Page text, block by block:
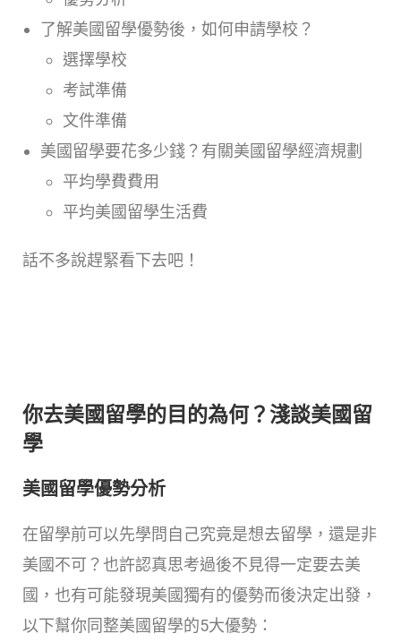
了解美國留學優勢後，如何申請學校？
選擇學校
考試準備
文件準備
美國留學要花多少錢？有關美國留學經濟規劃
平均學費費用
平均美國留學生活費
話不多說趕緊看下去吧！
你去美國留學的目的為何？淺談美國留
學
美國留學優勢分析
在留學前可以先學問自己究竟是想去留學，還是非
美國不可？也許認真思考過後不見得一定要去美
國，也有可能發現美國獨有的優勢而後決定出發，
以下幫你同整美國留學的5大優勢：